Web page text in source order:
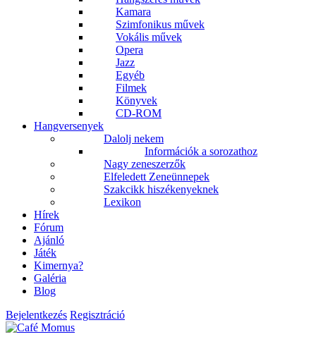
Kamara
Szimfonikus művek
Vokális művek
Opera
Jazz
Egyéb
Filmek
Könyvek
CD-ROM
Hangversenyek
Dalolj nekem
Információk a sorozathoz
Nagy zeneszerzők
Elfeledett Zeneünnepek
Szakcikk hiszékenyeknek
Lexikon
Hírek
Fórum
Ajánló
Játék
Kimernya?
Galéria
Blog
Bejelentkezés Regisztráció